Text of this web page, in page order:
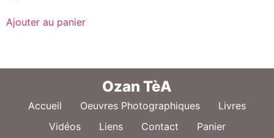
Ajouter au panier
Ozan TèA
Accueil Oeuvres Photographiques
Livres
Vidéos
Liens Contact
Panier